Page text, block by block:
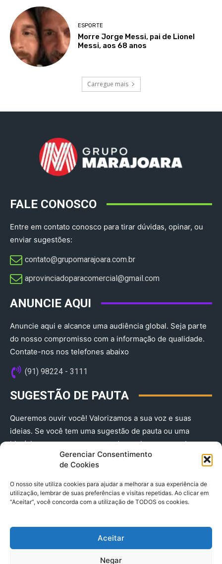
Gerenciar Consentimento
de Cookies
O nosso site utiliza cookies para ajudar a melhorar a sua experiência de
utilização, lembrar de suas preferências e visitas repetidas. Ao clicar em
“Aceitar”, você concorda com a utilização de TODOS os cookies.
Aceitar
Negar
ESPORTE
Morre Jorge Messi, pai de Lionel
Messi, aos 68 anos
Carregue mais
FALE CONOSCO
Entre em contato conosco para tirar dúvidas, opinar, ou
enviar sugestões:
contato@grupomarajoara.com.br
aprovinciadoparacomercial@gmail.com​
ANUNCIE AQUI
Anuncie aqui e alcance uma audiência global. Seja parte
do nosso compromisso com a informação de qualidade.
Contate-nos nos telefones abaixo
(91) 98224 - 3111
SUGESTÃO DE PAUTA
Queremos ouvir você! Valorizamos a sua voz e suas
ideias. Se você tem uma sugestão de pauta ou uma
história que merece ser contada, envie-nos agora!
(91) 98224 - 3111
© 2025 A Província do Pará CNPJ: 04.901.141/0001-36 End .
Trav. Quintino Bocaiuva 2301, Ed. Rogério Fernandez – Sala